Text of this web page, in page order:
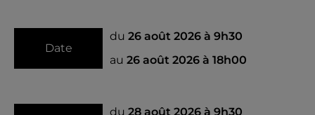
Date
du 26 août 2026 à 9h30
au 26 août 2026 à 18h00
du 28 août 2026 à 9h30